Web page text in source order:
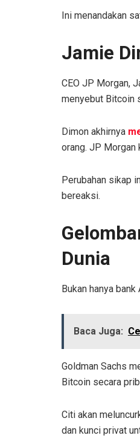
Ini menandakan
Jamie
CEO JP Morgan,
menyebut Bitcoin
Dimon akhirnya
orang. JP
Perubahan sikap
bereaksi.
Dunia
Bukan hanya
Baca Juga:
Goldman Sachs
Bitcoin secara
Citi akan
dan kunci privat